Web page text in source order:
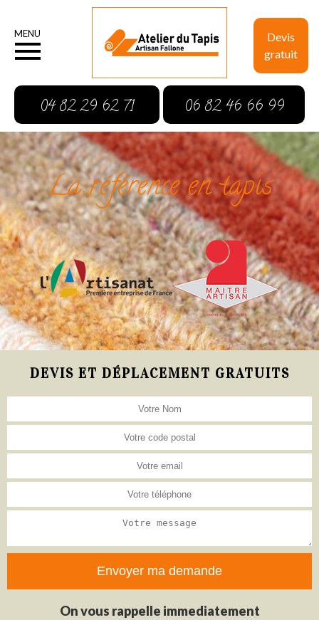
Devis
gratuit
MENU
04 82 29 62 71 06 82 46 66 99
La référence en tapis
DEVIS ET DÉPLACEMENT GRATUITS
On vous rappelle immediatement